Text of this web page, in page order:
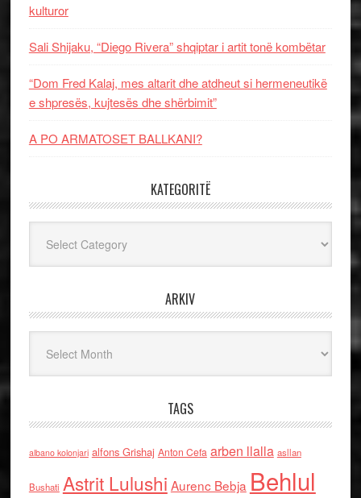
kulturor
Sali Shijaku, “Diego Rivera” shqiptar i artit tonë kombëtar
“Dom Fred Kalaj, mes altarit dhe atdheut si hermeneutikë
e shpresës, kujtesës dhe shërbimit”
A PO ARMATOSET BALLKANI?
KATEGORITË
ARKIV
TAGS
albano kolonjari alfons Grishaj Anton Cefa arben llalla asllan
Bushati Astrit Lulushi Aurenc Bebja Behlul